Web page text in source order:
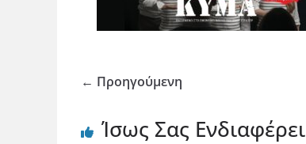
← Προηγούμενη
Ίσως Σας Ενδιαφέρει